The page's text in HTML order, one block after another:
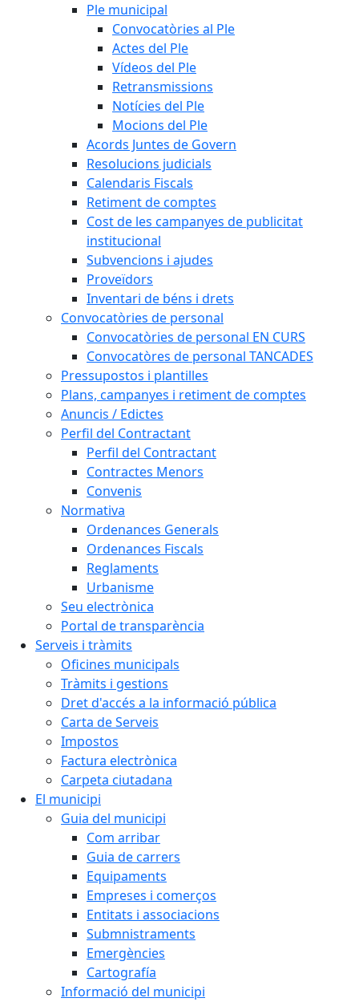
Ple municipal
Convocatòries al Ple
Actes del Ple
Vídeos del Ple
Retransmissions
Notícies del Ple
Mocions del Ple
Acords Juntes de Govern
Resolucions judicials
Calendaris Fiscals
Retiment de comptes
Cost de les campanyes de publicitat
institucional
Subvencions i ajudes
Proveïdors
Inventari de béns i drets
Convocatòries de personal
Convocatòries de personal EN CURS
Convocatòres de personal TANCADES
Pressupostos i plantilles
Plans, campanyes i retiment de comptes
Anuncis / Edictes
Perfil del Contractant
Perfil del Contractant
Contractes Menors
Convenis
Normativa
Ordenances Generals
Ordenances Fiscals
Reglaments
Urbanisme
Seu electrònica
Portal de transparència
Serveis i tràmits
Oficines municipals
Tràmits i gestions
Dret d'accés a la informació pública
Carta de Serveis
Impostos
Factura electrònica
Carpeta ciutadana
El municipi
Guia del municipi
Com arribar
Guia de carrers
Equipaments
Empreses i comerços
Entitats i associacions
Submnistraments
Emergències
Cartografía
Informació del municipi